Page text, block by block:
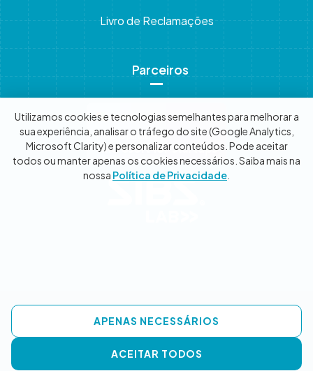
Livro de Reclamações
Parceiros
© 2025 - Wise2Go. Todos os direitos reservados.
Utilizamos cookies e tecnologias semelhantes para melhorar a
sua experiência, analisar o tráfego do site (Google Analytics,
Microsoft Clarity) e personalizar conteúdos. Pode aceitar
todos ou manter apenas os cookies necessários. Saiba mais na
nossa Política de Privacidade
APENAS NECESSÁRIOS
ACEITAR TODOS